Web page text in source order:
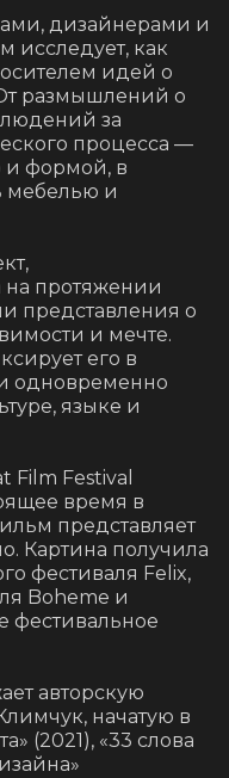
дизайнерами и
исследует, как
идей о
размышлений о
за
процесса —
и формой, в
мебелью и
протяжении
представления о
и мечте.
его в
одновременно
языке и
Film Festival
время в
представляет
Картина получила
фестиваля Felix,
Boheme и
фестивальное
авторскую
начатую в
(2021), «33 слова